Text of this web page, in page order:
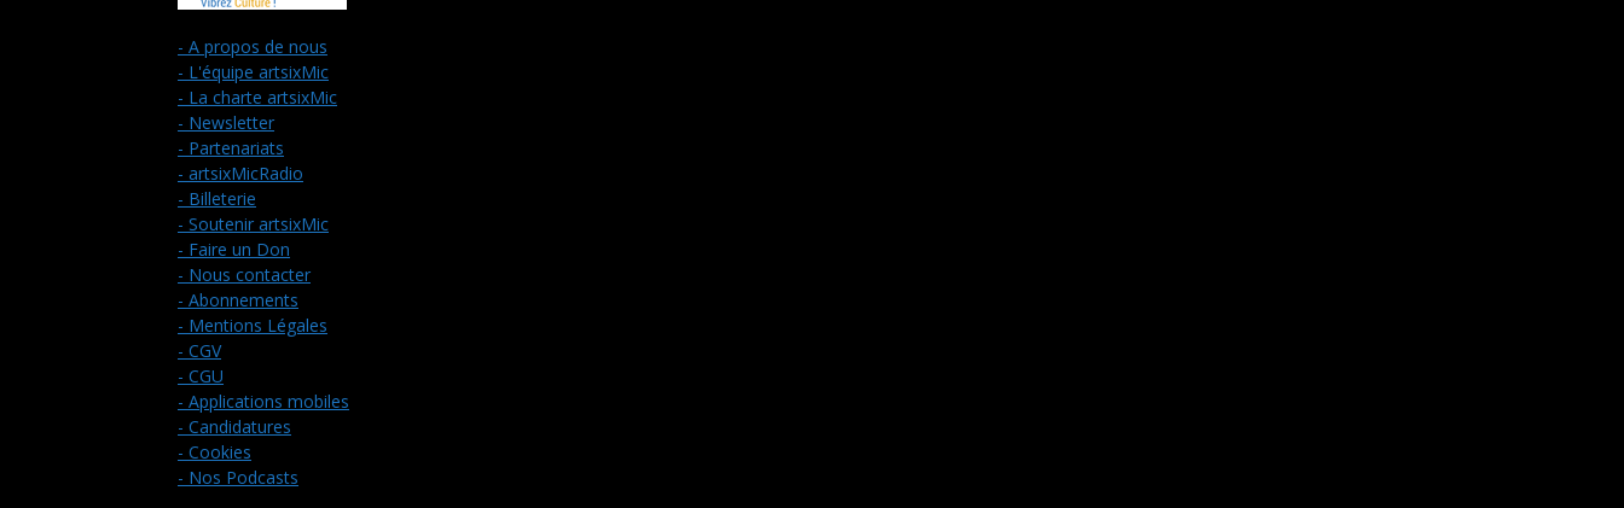
- A propos de nous
- L'équipe artsixMic
- La charte artsixMic
- Newsletter
- Partenariats
- artsixMicRadio
- Billeterie
- Soutenir artsixMic
- Faire un Don
- Nous contacter
- Abonnements
- Mentions Légales
- CGV
- CGU
- Applications mobiles
- Candidatures
- Cookies
- Nos Podcasts